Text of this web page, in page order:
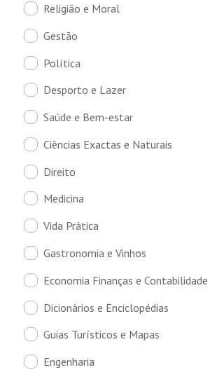
Religião e Moral
Gestão
Política
Desporto e Lazer
Saúde e Bem-estar
Ciências Exactas e Naturais
Direito
Medicina
Vida Prática
Gastronomia e Vinhos
Economia Finanças e Contabilidade
Dicionários e Enciclopédias
Guias Turísticos e Mapas
Engenharia